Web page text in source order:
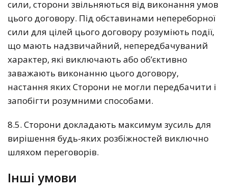
сили, сторони звільняються від виконання умов
цього договору. Під обставинами непереборної
сили для цілей цього договору розуміють події,
що мають надзвичайний, непередбачуваний
характер, які виключають або об’єктивно
заважають виконанню цього договору,
настання яких Сторони не могли передбачити і
запобігти розумними способами.
8.5. Сторони докладають максимум зусиль для
вирішення будь-яких розбіжностей виключно
шляхом переговорів.
Інші умови